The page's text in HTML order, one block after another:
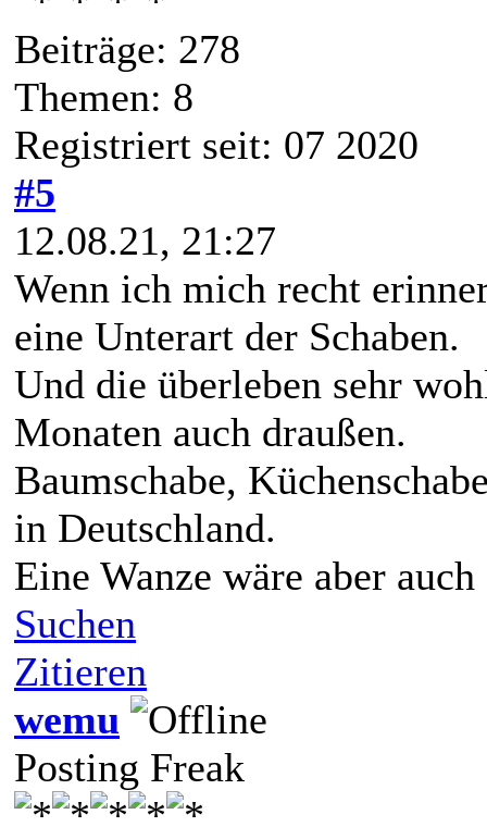
Beiträge: 278
Themen: 8
Registriert seit: 07 2020
#5
12.08.21, 21:27
Wenn ich mich recht
eine Unterart der Schaben.
Und die überleben sehr
Monaten auch draußen.
Baumschabe,
in Deutschland.
Eine Wanze wäre aber
Suchen
Zitieren
wemu
Posting Freak